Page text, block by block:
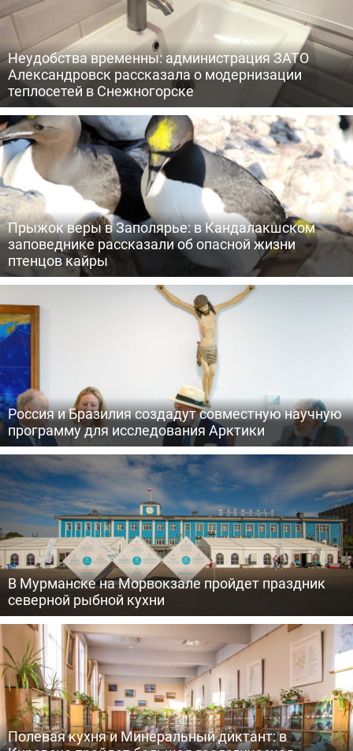
Неудобства временны: администрация ЗАТО
Александровск рассказала о модернизации
теплосетей в Снежногорске
Прыжок веры в Заполярье: в Кандалакшском
заповеднике рассказали об опасной жизни
птенцов кайры
Россия и Бразилия создадут совместную научную
программу для исследования Арктики
В Мурманске на Морвокзале пройдет праздник
северной рыбной кухни
Полевая кухня и Минеральный диктант: в